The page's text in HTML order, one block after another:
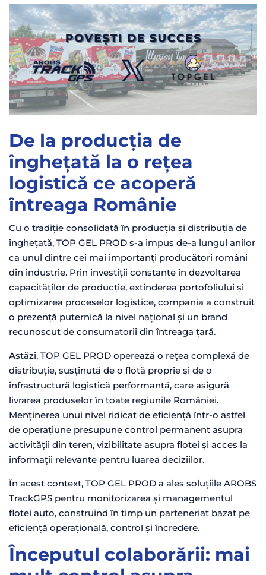
De la producția de
înghețată la o rețea
logistică ce acoperă
întreaga Românie
Cu o tradiție consolidată în producția și distribuția de
înghețată, TOP GEL PROD s-a impus de-a lungul anilor
ca unul dintre cei mai importanți producători români
din industrie. Prin investiții constante în dezvoltarea
capacităților de producție, extinderea portofoliului și
optimizarea proceselor logistice, compania a construit
o prezență puternică la nivel național și un brand
recunoscut de consumatorii din întreaga țară.
Astăzi, TOP GEL PROD operează o rețea complexă de
distribuție, susținută de o flotă proprie și de o
infrastructură logistică performantă, care asigură
livrarea produselor în toate regiunile României.
Menținerea unui nivel ridicat de eficiență într-o astfel
de operațiune presupune control permanent asupra
activității din teren, vizibilitate asupra flotei și acces la
informații relevante pentru luarea deciziilor.
În acest context, TOP GEL PROD a ales soluțiile AROBS
TrackGPS pentru monitorizarea și managementul
flotei auto, construind în timp un parteneriat bazat pe
eficiență operațională, control și încredere.
Începutul colaborării: mai